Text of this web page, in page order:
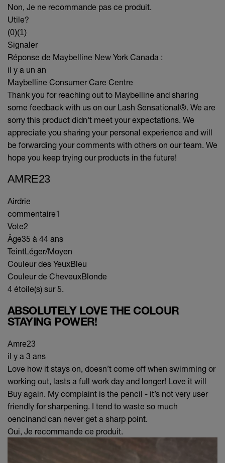
Non, Je ne recommande pas ce produit.
Utile?
(0)(1)
Signaler
Réponse de Maybelline New York Canada :
il y a un an
Maybelline Consumer Care Centre
Thank you for reaching out to Maybelline and sharing
some feedback with us on our Lash Sensational®. We are
sorry this product didn't meet your expectations. We
appreciate you sharing your personal experience and will
be forwarding your comments with others on our team. We
hope you keep trying our products in the future!
AMRE23
Airdrie
commentaire1
Vote2
Âge35 à 44 ans
TeintLéger/Moyen
Couleur des YeuxBleu
Couleur de CheveuxBlonde
4 étoile(s) sur 5.
ABSOLUTELY LOVE THE COLOUR
STAYING POWER!
Amre23
il y a 3 ans
Love how it stays on, doesn’t come off when swimming or
working out, lasts a full work day and longer! Love it will
Buy again. My complaint is the pencil - it’s not very user
friendly for sharpening. I tend to waste so much
oencinand can never get a sharp point.
Oui, Je recommande ce produit.